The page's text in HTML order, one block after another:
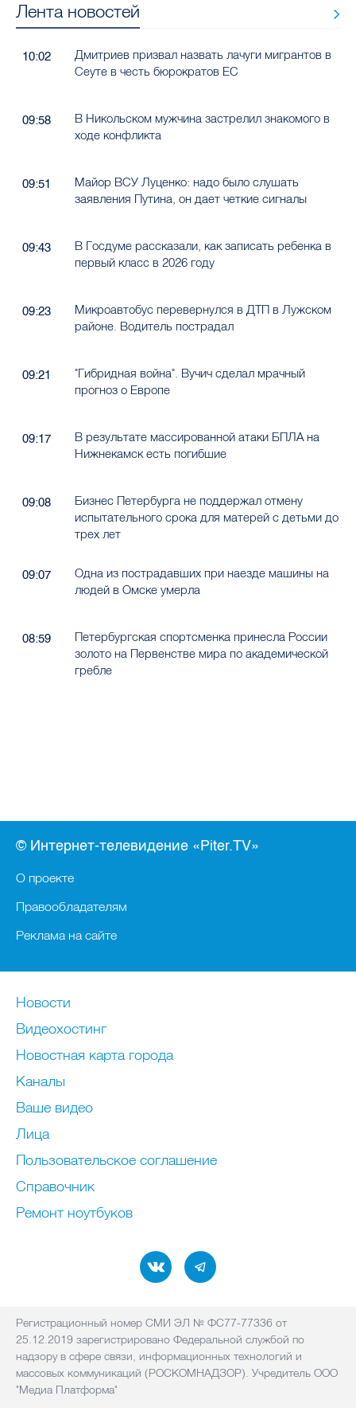
Лента новостей
10:02
Дмитриев призвал назвать лачуги мигрантов в
Сеуте в честь бюрократов ЕС
09:58
В Никольском мужчина застрелил знакомого в
ходе конфликта
09:51
Майор ВСУ Луценко: надо было слушать
заявления Путина, он дает четкие сигналы
09:43
В Госдуме рассказали, как записать ребенка в
первый класс в 2026 году
09:23
Микроавтобус перевернулся в ДТП в Лужском
районе. Водитель пострадал
09:21
"Гибридная война". Вучич сделал мрачный
прогноз о Европе
09:17
В результате массированной атаки БПЛА на
Нижнекамск есть погибшие
09:08
Бизнес Петербурга не поддержал отмену
испытательного срока для матерей с детьми до
трех лет
09:07
Одна из пострадавших при наезде машины на
людей в Омске умерла
08:59
Петербургская спортсменка принесла России
золото на Первенстве мира по академической
гребле
© Интернет-телевидение «Piter.TV»
О проекте
Правообладателям
Реклама на сайте
Новости
Видеохостинг
Новостная карта города
Каналы
Ваше видео
Лица
Пользовательское соглашение
Справочник
Ремонт нoутбуков
Регистрационный номер СМИ ЭЛ № ФС77-77336 от
25.12.2019 зарегистрировано Федеральной службой по
надзору в сфере связи, информационных технологий и
массовых коммуникаций (РОСКОМНАДЗОР). Учредитель ООО
"Медиа Платформа"